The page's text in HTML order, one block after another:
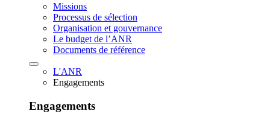
Missions
Processus de sélection
Organisation et gouvernance
Le budget de l’ANR
Documents de référence
L'ANR
Engagements
Engagements